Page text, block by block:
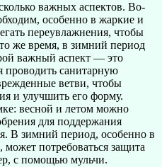
важных аспектов. Во-
особенно в жаркие и
переувлажнения, чтобы
же время, в зимний период
важный аспект — это
проводить санитарную
ветви, чтобы
и улучшить его форму.
весной и летом можно
для поддержания
В зимний период, особенно в
потребоваться защита
с помощью мульчи.